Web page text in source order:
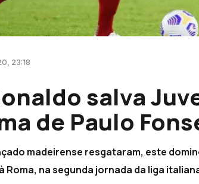
23:18
salva
de Paulo
madeirense resgataram, este
Roma, na segunda jornada da liga